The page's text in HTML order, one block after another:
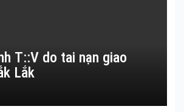
T::V do tai nạn giao
Lắk